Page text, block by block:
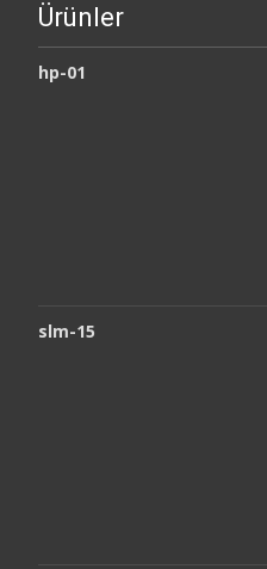
Ürünler
hp-01
slm-15